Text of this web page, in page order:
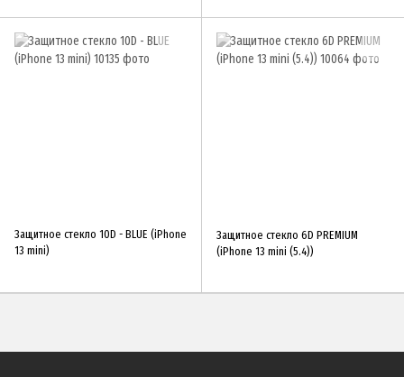
Защитное стекло 10D - BLUE (iPhone
13 mini)
Защитное стекло 6D PREMIUM
(iPhone 13 mini (5.4))